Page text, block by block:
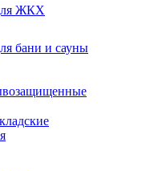
ЖКХ
бани и сауны